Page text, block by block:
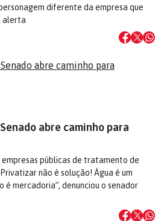
diferente da empresa que
alerta
abre caminho para
empresas públicas de tratamento de
não é solução! Água é um
é mercadoria”, denunciou o senador